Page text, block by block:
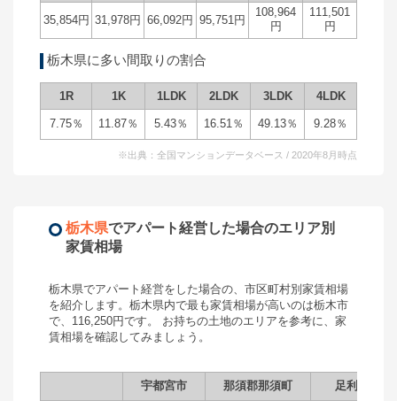
35,854円 31,978円 66,092円 95,751円
108,964
円
111,501
円
栃木県に多い間取りの割合
1R 1K 1LDK 2LDK 3LDK 4LDK
7.75％ 11.87％ 5.43％ 16.51％ 49.13％ 9.28％
※出典：全国マンションデータベース / 2020年8月時点
栃木県でアパート経営した場合のエリア別
家賃相場
栃木県でアパート経営をした場合の、市区町村別家賃相場
を紹介します。 栃木県内で最も家賃相場が高いのは栃木市
で、 116,250円です。 お持ちの土地のエリアを参考に、家
賃相場を確認してみましょう。
宇都宮市 那須郡那須町 足利市